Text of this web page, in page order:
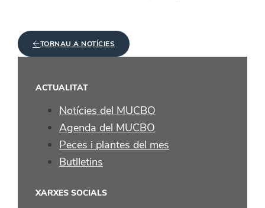
TORNAU A NOTÍCIES
ACTUALITAT
Notícies del MUCBO
Agenda del MUCBO
Peces i plantes del mes
Butlletins
XARXES SOCIALS